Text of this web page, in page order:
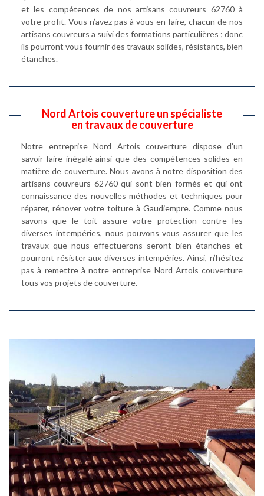
et les compétences de nos artisans couvreurs 62760 à
votre profit. Vous n’avez pas à vous en faire, chacun de nos
artisans couvreurs a suivi des formations particulières ; donc
ils pourront vous fournir des travaux solides, résistants, bien
étanches.
Nord Artois couverture un spécialiste
en travaux de couverture
Notre entreprise Nord Artois couverture dispose d’un
savoir-faire inégalé ainsi que des compétences solides en
matière de couverture. Nous avons à notre disposition des
artisans couvreurs 62760 qui sont bien formés et qui ont
connaissance des nouvelles méthodes et techniques pour
réparer, rénover votre toiture à Gaudiempre. Comme nous
savons que le toit assure votre protection contre les
diverses intempéries, nous pouvons vous assurer que les
travaux que nous effectuerons seront bien étanches et
pourront résister aux diverses intempéries. Ainsi, n’hésitez
pas à remettre à notre entreprise Nord Artois couverture
tous vos projets de couverture.